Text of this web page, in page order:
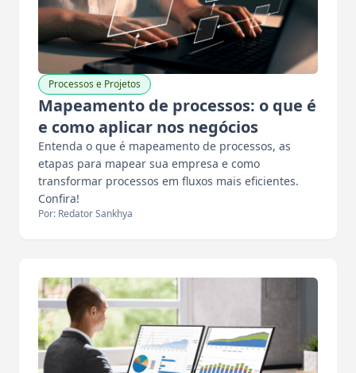
Processos e Projetos
Mapeamento de processos: o que é
e como aplicar nos negócios
Entenda o que é mapeamento de processos, as
etapas para mapear sua empresa e como
transformar processos em fluxos mais eficientes.
Confira!
Por: Redator Sankhya